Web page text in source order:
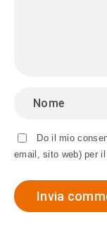
Do il mio
email, sito web) per